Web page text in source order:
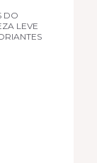
DO
LEVE